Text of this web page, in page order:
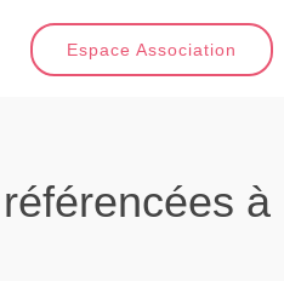
Espace Association
référencées à